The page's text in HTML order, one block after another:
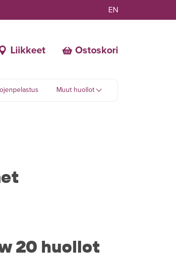
EN
Liikkeet Ostoskori
Muut huollot
20 huollot